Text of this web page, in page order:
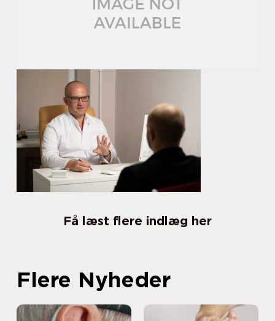
Få læst flere indlæg her
Flere Nyheder